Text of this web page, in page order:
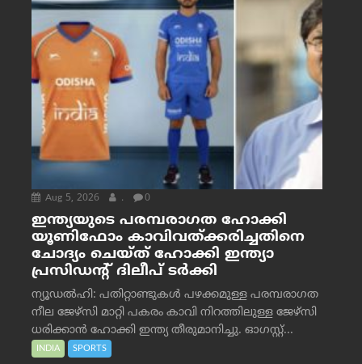
Aug 5, 2026 . 0
ഇന്ത്യയുടെ പരമ്പരാഗത ഹോക്കി
യൂണിഫോം കാവിവത്ക്കരിച്ചതിനെ
ചോദ്യം ചെയ്ത് ഹോക്കി ഇന്ത്യാ
പ്രസിഡന്റ് ദിലീപ് ടര്‍ക്കി
ന്യൂഡൽഹി: പതിറ്റാണ്ടുകൾ പഴക്കമുള്ള പരമ്പരാഗത
നീല ജേഴ്‌സി മാറ്റി പകരം കാവി നിറത്തിലുള്ള ജേഴ്‌സി
ധരിക്കാൻ ഹോക്കി ഇന്ത്യ തീരുമാനിച്ചു. ഓഗസ്റ്റ്...
INDIA SPORTS